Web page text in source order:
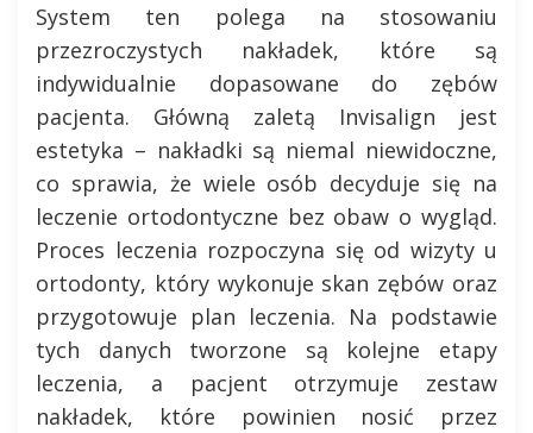
System ten polega na stosowaniu
przezroczystych nakładek, które są
indywidualnie dopasowane do zębów
pacjenta. Główną zaletą Invisalign jest
estetyka – nakładki są niemal niewidoczne,
co sprawia, że wiele osób decyduje się na
leczenie ortodontyczne bez obaw o wygląd.
Proces leczenia rozpoczyna się od wizyty u
ortodonty, który wykonuje skan zębów oraz
przygotowuje plan leczenia. Na podstawie
tych danych tworzone są kolejne etapy
leczenia, a pacjent otrzymuje zestaw
nakładek, które powinien nosić przez